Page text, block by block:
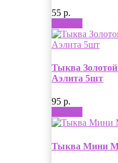
55 р.
Тыква
Аэлита 5шт
95 р.
Тыква Мини